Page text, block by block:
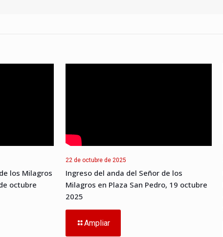
los Milagros
octubre
22 de octubre de 2025
Ingreso del anda del Señor de los
Milagros en Plaza San Pedro, 19 octubre
2025
Ampliar